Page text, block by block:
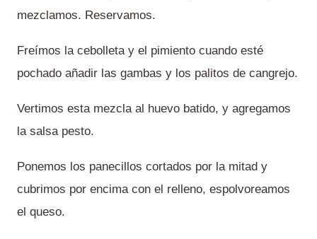
mezclamos. Reservamos.
Freímos la cebolleta y el pimiento cuando esté
pochado añadir las gambas y los palitos de cangrejo.
Vertimos esta mezcla al huevo batido, y agregamos
la salsa pesto.
Ponemos los panecillos cortados por la mitad y
cubrimos por encima con el relleno, espolvoreamos
el queso.